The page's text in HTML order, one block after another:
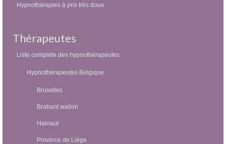
Hypnothérapies à prix très doux
Thérapeutes
Liste complète des hypnothérapeutes
Hypnothérapeutes Belgique
Bruxelles
Brabant wallon
Hainaut
Province de Liège